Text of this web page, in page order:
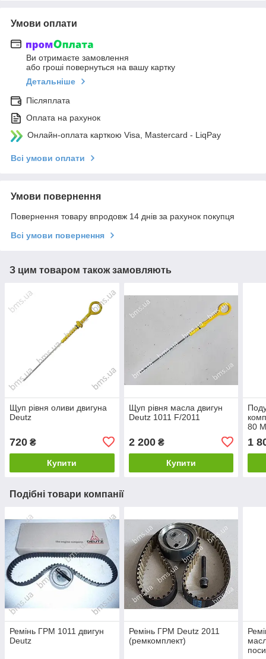
Умови оплати
Ви отримаєте замовлення
або гроші повернуться на вашу картку
Детальніше
Післяплата
Оплата на рахунок
Онлайн-оплата карткою Visa, Mastercard - LiqPay
Всі умови оплати
Умови повернення
Повернення товару впродовж 14 днів за рахунок покупця
Всі умови повернення
З цим товаром також замовляють
Щуп рівня оливи двигуна
Deutz
720 ₴
Купити
Щуп рівня масла двигун
Deutz 1011 F/2011
2 200₴
Купити
80
1
Подібні товари компанії
Ремінь ГРМ 1011 двигун
Deutz
Ремінь ГРМ Deutz 2011
(ремкомплект)